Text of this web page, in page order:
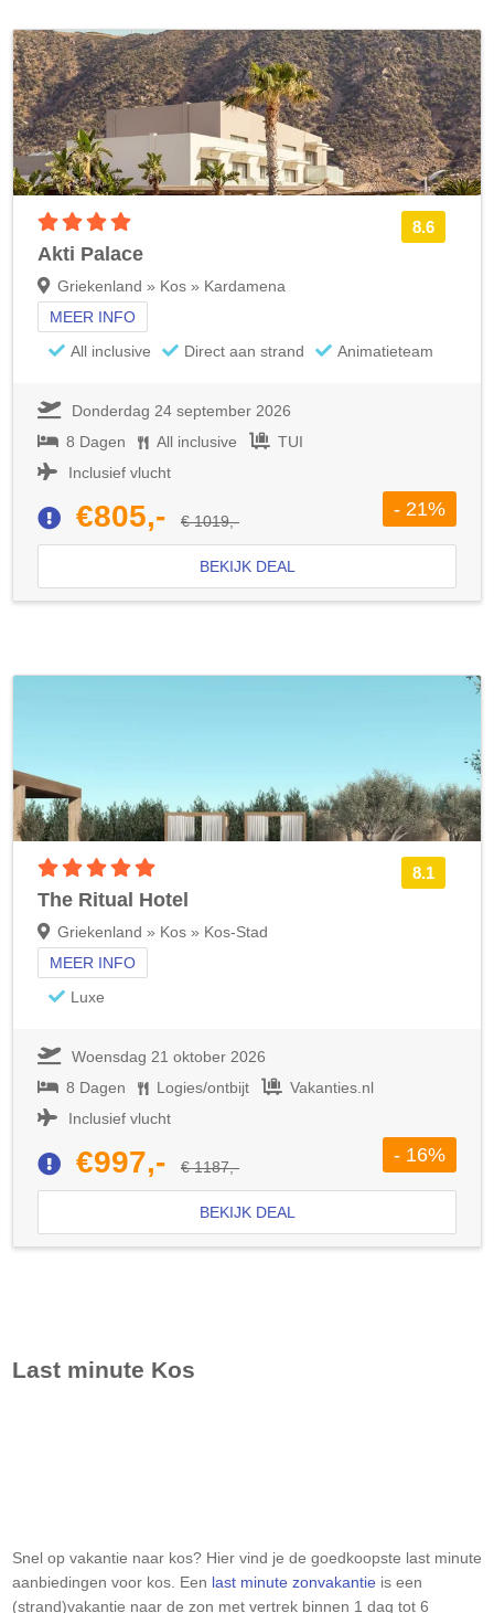
8.6
Akti Palace
Griekenland » Kos » Kardamena
MEER INFO
All inclusive
Direct aan strand Animatieteam
Donderdag 24 september 2026
8 Dagen
All inclusive
TUI
Inclusief vlucht
€805,- € 1019,-
- 21%
BEKIJK DEAL
8.1
The Ritual Hotel
Griekenland » Kos » Kos-Stad
MEER INFO
Luxe
Woensdag 21 oktober 2026
8 Dagen
Logies/ontbijt
Vakanties.nl
Inclusief vlucht
€997,- € 1187,-
- 16%
BEKIJK DEAL
Last minute Kos
Snel op vakantie naar kos? Hier vind je de goedkoopste last minute
aanbiedingen voor kos. Een last minute zonvakantie is een
(strand)vakantie naar de zon met vertrek binnen 1 dag tot 6